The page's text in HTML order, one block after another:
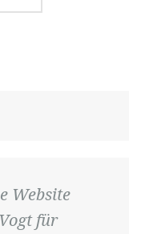
Website
für